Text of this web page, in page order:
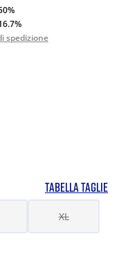
spedizione
TABELLA TAGLIE
XL